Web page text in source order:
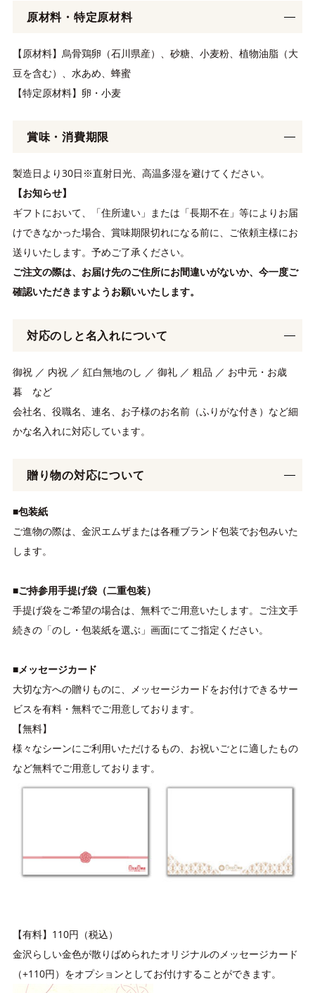
原材料・特定原材料
【原材料】烏骨鶏卵（石川県産）、砂糖、小麦粉、植物油脂（大
豆を含む）、水あめ、蜂蜜
【特定原材料】卵・小麦
賞味・消費期限
製造日より30日※直射日光、高温多湿を避けてください。
【お知らせ】
ギフトにおいて、「住所違い」または「長期不在」等によりお届
けできなかった場合、賞味期限切れになる前に、ご依頼主様にお
送りいたします。予めご了承ください。
ご注文の際は、お届け先のご住所にお間違いがないか、今一度ご
確認いただきますようお願いいたします。
対応のしと名入れについて
御祝 ／ 内祝 ／ 紅白無地のし ／ 御礼 ／ 粗品 ／ お中元・お歳
暮 など
会社名、役職名、連名、お子様のお名前（ふりがな付き）など細
かな名入れに対応しています。
贈り物の対応について
■包装紙
ご進物の際は、金沢エムザまたは各種ブランド包装でお包みいた
します。
■ご持参用手提げ袋（二重包装）
手提げ袋をご希望の場合は、無料でご用意いたします。ご注文手
続きの「のし・包装紙を選ぶ」画面にてご指定ください。
■メッセージカード
大切な方への贈りものに、メッセージカードをお付けできるサー
ビスを有料・無料でご用意しております。
【無料】
様々なシーンにご利用いただけるもの、お祝いごとに適したもの
など無料でご用意しております。
【有料】110円（税込）
金沢らしい金色が散りばめられたオリジナルのメッセージカード
（+110円）をオプションとしてお付けすることができます。